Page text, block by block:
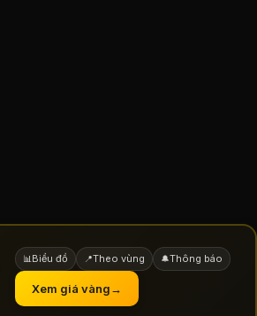
📊 Biểu đồ 📍Theo vùng 🔔Thông báo
Xem giá vàng→